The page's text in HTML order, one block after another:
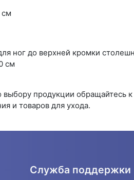
см
ног до верхней кромки
см
выбору продукции
и товаров для ухода.
Служба поддержки